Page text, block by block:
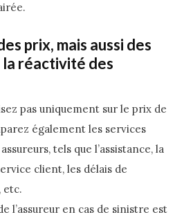
prix, mais aussi des
réactivité des
pas uniquement sur le prix de
également les services
tels que l’assistance, la
client, les délais de
etc.
l’assureur en cas de sinistre est